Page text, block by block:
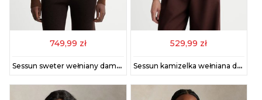
749,99 zł
Sessun sweter wełniany damski kolor brązowy lekki 25109022
529,99 zł
Sessun kamizelka wełniana damski kolor brązowy 24109002